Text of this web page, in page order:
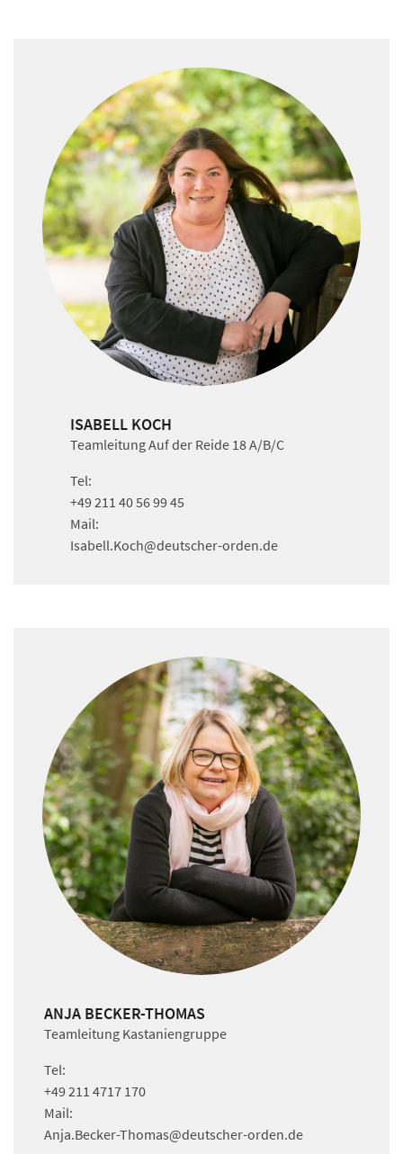
ISABELL KOCH
Teamleitung Auf der Reide 18 A/B/C
Tel:
+49 211 40 56 99 45
Mail:
Isabell.Koch@deutscher-orden.de
ANJA BECKER-THOMAS
Teamleitung Kastaniengruppe
Tel:
+49 211 4717 170
Mail:
Anja.Becker-Thomas@deutscher-orden.de